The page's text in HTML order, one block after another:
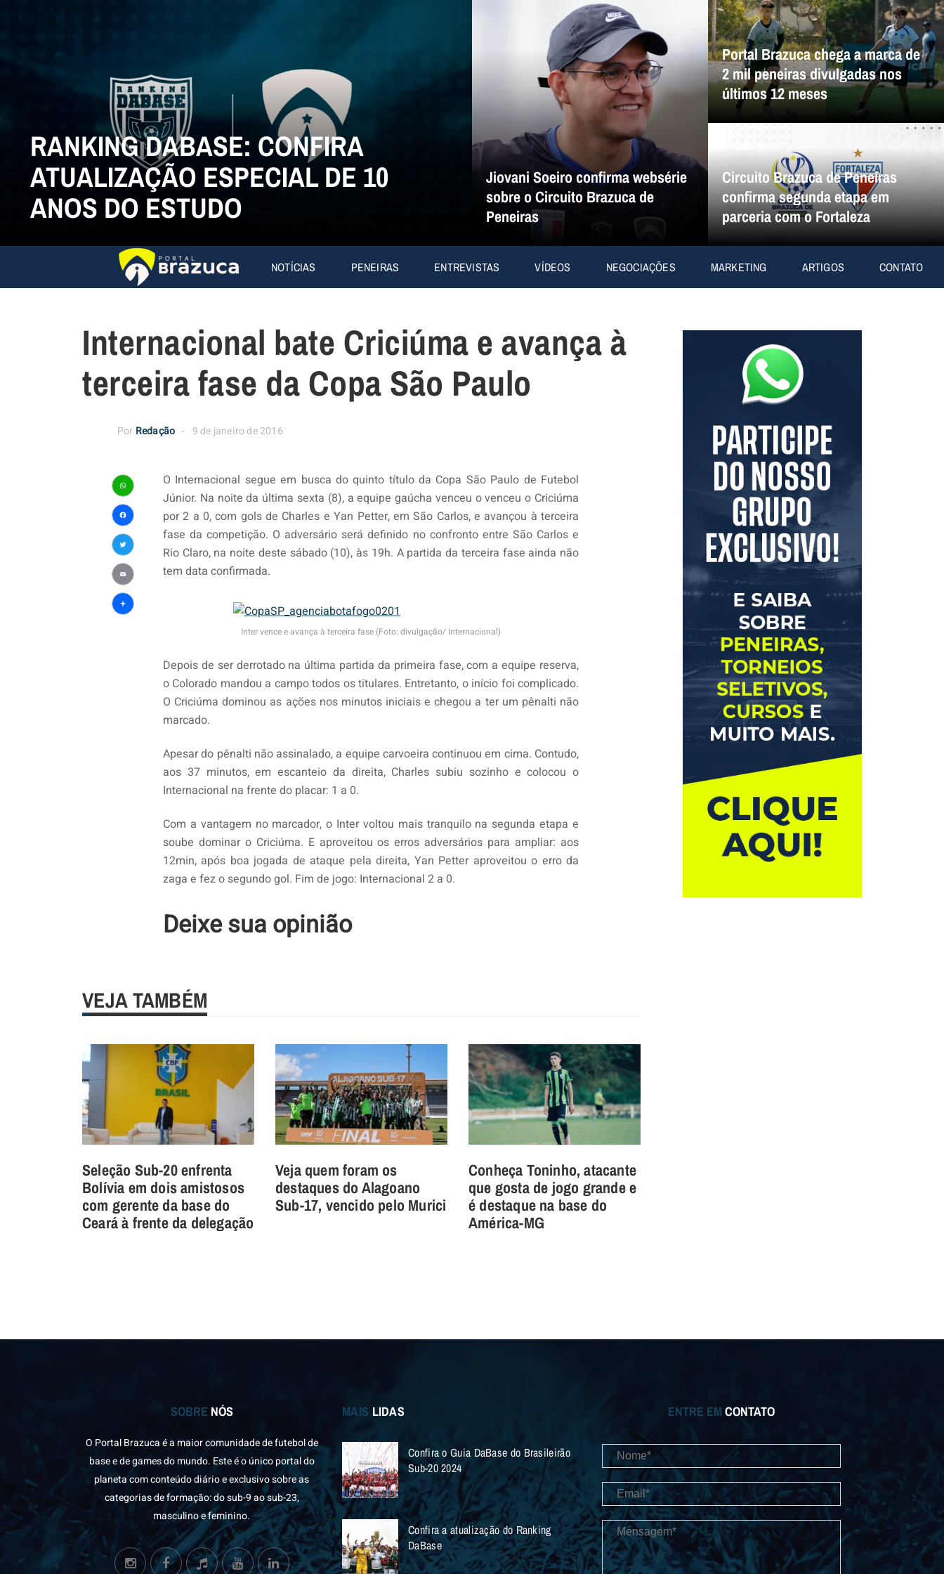
RANKING DABASE: CONFIRA
ATUALIZAÇÃO ESPECIAL DE 10
ANOS DO ESTUDO
Jiovani Soeiro confirma websérie
sobre o Circuito Brazuca de
Peneiras
Portal Brazuca chega a marca de
2 mil peneiras divulgadas nos
últimos 12 meses
Circuito Brazuca de Peneiras
confirma segunda etapa em
parceria com o Fortaleza
NOTÍCIAS PENEIRAS ENTREVISTAS VÍDEOS NEGOCIAÇÕES MARKETING ARTIGOS CONTATO
Internacional bate Criciúma e avança à
terceira fase da Copa São Paulo
Por Redação 9 de janeiro de 2016
WhatsApp
Facebook
Twitter
Email
Share
O Internacional segue em busca do quinto título da Copa São Paulo de Futebol
Júnior. Na noite da última sexta (8), a equipe gaúcha venceu o venceu o Criciúma
por 2 a 0, com gols de Charles e Yan Petter, em São Carlos, e avançou à terceira
fase da competição. O adversário será definido no confronto entre São Carlos e
Rio Claro, na noite deste sábado (10), às 19h. A partida da terceira fase ainda não
tem data confirmada.
Inter vence e avança à terceira fase (Foto: divulgação/ Internacional)
Depois de ser derrotado na última partida da primeira fase, com a equipe reserva,
o Colorado mandou a campo todos os titulares. Entretanto, o início foi complicado.
O Criciúma dominou as ações nos minutos iniciais e chegou a ter um pênalti não
marcado.
Apesar do pênalti não assinalado, a equipe carvoeira continuou em cima. Contudo,
aos 37 minutos, em escanteio da direita, Charles subiu sozinho e colocou o
Internacional na frente do placar: 1 a 0.
Com a vantagem no marcador, o Inter voltou mais tranquilo na segunda etapa e
soube dominar o Criciúma. E aproveitou os erros adversários para ampliar: aos
12min, após boa jogada de ataque pela direita, Yan Petter aproveitou o erro da
zaga e fez o segundo gol. Fim de jogo: Internacional 2 a 0.
Deixe sua opinião
VEJA TAMBÉM
Seleção Sub-20 enfrenta
Bolívia em dois amistosos
com gerente da base do
Ceará à frente da delegação
Veja quem foram os
destaques do Alagoano
Sub-17, vencido pelo Murici
Conheça Toninho, atacante
que gosta de jogo grande e
é destaque na base do
América-MG
SOBRE NÓS
O Portal Brazuca é a maior comunidade de futebol de
base e de games do mundo. Este é o único portal do
planeta com conteúdo diário e exclusivo sobre as
categorias de formação: do sub-9 ao sub-23,
masculino e feminino.
MAIS LIDAS
Confira o Guia DaBase do Brasileirão
Sub-20 2024
Confira a atualização do Ranking
DaBase
ENTRE EM CONTATO